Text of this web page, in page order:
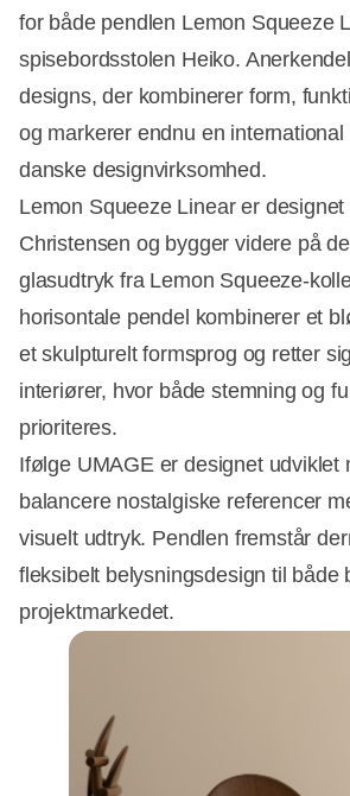
for både pendlen Lemon Squeeze
spisebordsstolen Heiko.
designs, der kombinerer form,
og markerer endnu en
danske designvirksomhed.
Lemon Squeeze Linear er
Christensen og bygger videre på
glasudtryk fra Lemon Squeeze-
horisontale pendel kombinerer et
et skulpturelt formsprog og retter
interiører, hvor både stemning og
prioriteres.
Annonce
Ifølge UMAGE er designet udviklet
balancere nostalgiske referencer
visuelt udtryk. Pendlen fremstår
fleksibelt belysningsdesign til både
projektmarkedet.